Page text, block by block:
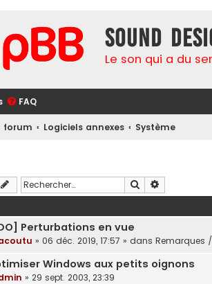
Sound
Le son qui a du
FAQ
forum Logiciels annexes Système
Rechercher
Perturbations en vue
» 06 déc. 2019, 17:57 » dans Remarques
Windows aux petits oignons
» 29 sept. 2003, 23:39